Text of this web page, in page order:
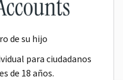
de su hijo
para ciudadanos
de 18 años.